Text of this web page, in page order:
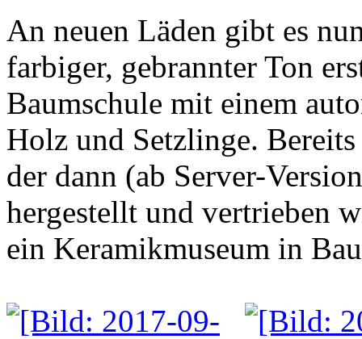
An neuen Läden gibt es
farbiger, gebrannter Ton
Baumschule mit einem
Holz und Setzlinge.
der dann (ab Server-
hergestellt und vertrieben
ein Keramikmuseum in